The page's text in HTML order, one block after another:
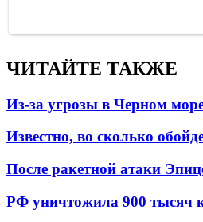
ЧИТАЙТЕ ТАКЖЕ
Из-за угрозы в Черном
Известно, во сколько
После ракетной атаки
РФ уничтожила 900 тысяч